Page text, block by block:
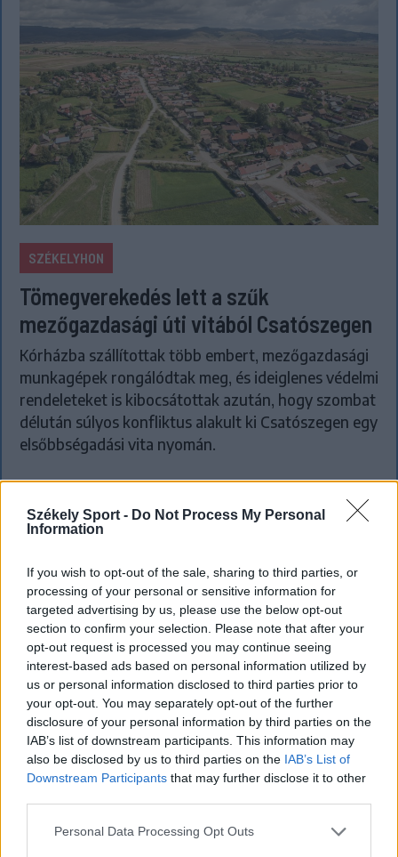
Székely Sport - Do Not Process My Personal
Information
If you wish to opt-out of the sale, sharing to third parties, or
processing of your personal or sensitive information for
targeted advertising by us, please use the below opt-out
section to confirm your selection. Please note that after your
opt-out request is processed you may continue seeing
interest-based ads based on personal information utilized by
us or personal information disclosed to third parties prior to
your opt-out. You may separately opt-out of the further
disclosure of your personal information by third parties on the
IAB’s list of downstream participants. This information may
also be disclosed by us to third parties on the IAB’s List of
Downstream Participants that may further disclose it to other
Personal Data Processing Opt Outs
SZÉKELYHON
Tömegverekedés lett a szűk
mezőgazdasági úti vitából Csatószegen
Kórházba szállítottak több embert, mezőgazdasági
munkagépek rongálódtak meg, és ideiglenes védelmi
rendeleteket is kibocsátottak azután, hogy szombat
délután súlyos konfliktus alakult ki Csatószegen egy
elsőbbségadási vita nyomán.
KRÓNIKA
Meddig használható még a régi
személyi?